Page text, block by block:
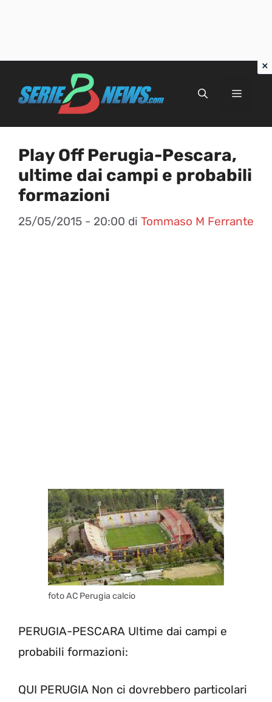
Menu
Play Off Perugia-Pescara,
ultime dai campi e probabili
formazioni
25/05/2015 - 20:00 di Tommaso M Ferrante
foto AC Perugia calcio
PERUGIA-PESCARA Ultime dai campi e
probabili formazioni:
QUI PERUGIA Non ci dovrebbero particolari